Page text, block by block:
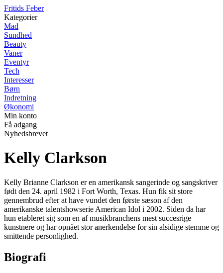
Fritids Feber
Kategorier
Mad
Sundhed
Beauty
Vaner
Eventyr
Tech
Interesser
Børn
Indretning
Økonomi
Min konto
Få adgang
Nyhedsbrevet
Kelly Clarkson
Kelly Brianne Clarkson er en amerikansk sangerinde og sangskriver
født den 24. april 1982 i Fort Worth, Texas. Hun fik sit store
gennembrud efter at have vundet den første sæson af den
amerikanske talentshowserie American Idol i 2002. Siden da har
hun etableret sig som en af musikbranchens mest succesrige
kunstnere og har opnået stor anerkendelse for sin alsidige stemme og
smittende personlighed.
Biografi